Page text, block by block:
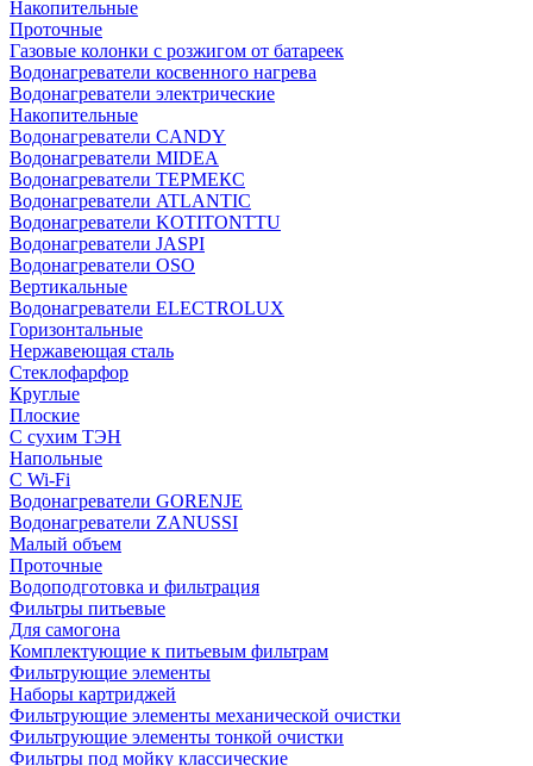
Накопительные
Проточные
Газовые колонки с розжигом от батареек
Водонагреватели косвенного нагрева
Водонагреватели электрические
Накопительные
Водонагреватели CANDY
Водонагреватели MIDEA
Водонагреватели ТЕРМЕКС
Водонагреватели ATLANTIC
Водонагреватели KOTITONTTU
Водонагреватели JASPI
Водонагреватели OSO
Вертикальные
Водонагреватели ELECTROLUX
Горизонтальные
Нержавеющая сталь
Стеклофарфор
Круглые
Плоские
С сухим ТЭН
Напольные
С Wi-Fi
Водонагреватели GORENJE
Водонагреватели ZANUSSI
Малый объем
Проточные
Водоподготовка и фильтрация
Фильтры питьевые
Для самогона
Комплектующие к питьевым фильтрам
Фильтрующие элементы
Наборы картриджей
Фильтрующие элементы механической очистки
Фильтрующие элементы тонкой очистки
Фильтры под мойку классические